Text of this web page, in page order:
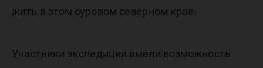
жить в этом суровом северном крае.
Участники экспедиции имели возможность